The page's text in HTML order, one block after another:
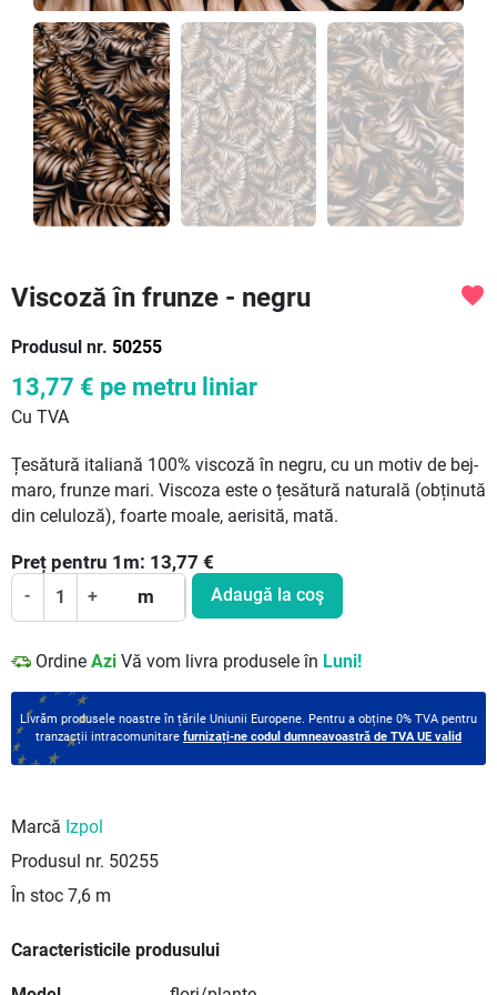
Viscoză în frunze - negru
Produsul nr. 50255
favorite
13,77 € pe metru liniar
Cu TVA
Țesătură italiană 100% viscoză în negru, cu un motiv de bej-
maro, frunze mari. Viscoza este o țesătură naturală (obținută
din celuloză), foarte moale, aerisită, mată.
Preț pentru 1 m: 13,77 €
- + m Adaugă la coş
Ordine Azi Vă vom livra produsele în Luni!
Livrăm produsele noastre în țările Uniunii Europene. Pentru a obține 0% TVA pentru
tranzacții intracomunitare furnizați-ne codul dumneavoastră de TVA UE valid
Marcă Izpol
Produsul nr. 50255
În stoc 7,6 m
Caracteristicile produsului